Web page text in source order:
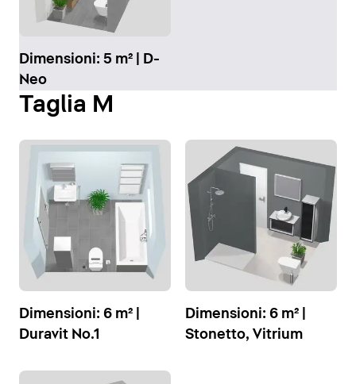
Dimensioni: 5 m² | D-
Neo
Taglia M
Dimensioni: 6 m² |
Duravit No.1
Dimensioni: 6 m² |
Stonetto, Vitrium